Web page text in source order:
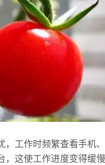
，工作时频繁查看手机
，这使工作进度变得缓